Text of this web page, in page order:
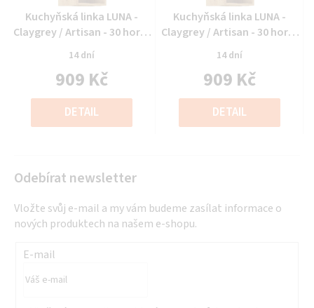
Průměrné
hodnocení
produktu
je
0,0
5
hvězdiček.
Kuchyňská linka LUNA -
Claygrey / Artisan - 30 horní
regál (30 G-72 OTW)
14 dní
909 Kč
Měrná
cena:
DETAIL
Průměrné
hodnocení
produktu
je
0,0
5
hvězdiček.
Kuchyňská linka LUNA -
Claygrey / Artisan - 30 horní
regál (30 G-72 OTW)
14 dní
909 Kč
Měrná
cena:
DETAIL
Odebírat newsletter
Vložte svůj e-mail a my vám budeme zasílat informace o
nových produktech na našem e-shopu.
E-mail